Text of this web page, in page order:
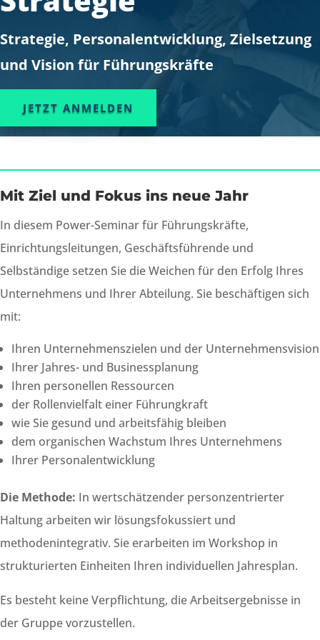
Strategie, Personalentwicklung, Zielsetzung
und Vision für Führungskräfte
JETZT ANMELDEN
Mit Ziel und Fokus ins neue Jahr
In diesem Power-Seminar für Führungskräfte,
Einrichtungsleitungen, Geschäftsführende und
Selbständige setzen Sie die Weichen für den Erfolg Ihres
Unternehmens und Ihrer Abteilung. Sie beschäftigen sich
mit:
Ihren Unternehmenszielen und der Unternehmensvision
Ihrer Jahres- und Businessplanung
Ihren personellen Ressourcen
der Rollenvielfalt einer Führungkraft
wie Sie gesund und arbeitsfähig bleiben
dem organischen Wachstum Ihres Unternehmens
Ihrer Personalentwicklung
Die Methode: In wertschätzender personzentrierter
Haltung arbeiten wir lösungsfokussiert und
methodenintegrativ. Sie erarbeiten im Workshop in
strukturierten Einheiten Ihren individuellen Jahresplan.
Es besteht keine Verpflichtung, die Arbeitsergebnisse in
der Gruppe vorzustellen.